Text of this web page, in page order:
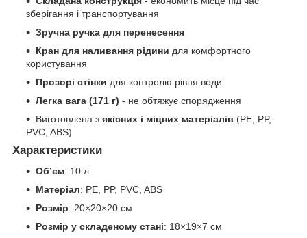
зберігання і транспортування
Зручна ручка для перенесення
Кран для наливання рідини для комфортного
користування
Прозорі стінки для контролю рівня води
Легка вага (171 г) - не обтяжує спорядження
Виготовлена з якісних і міцних матеріалів (PE, PP,
PVC, ABS)
Характеристики
Об’єм: 10 л
Матеріал: PE, PP, PVC, ABS
Розмір: 20×20×20 см
Розмір у складеному стані: 18×19×7 см